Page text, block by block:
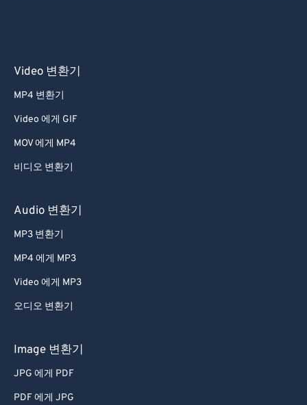
Video 변환기
MP4 변환기
Video 에게 GIF
MOV 에게 MP4
비디오 변환기
Audio 변환기
MP3 변환기
MP4 에게 MP3
Video 에게 MP3
오디오 변환기
Image 변환기
JPG 에게 PDF
PDF 에게 JPG